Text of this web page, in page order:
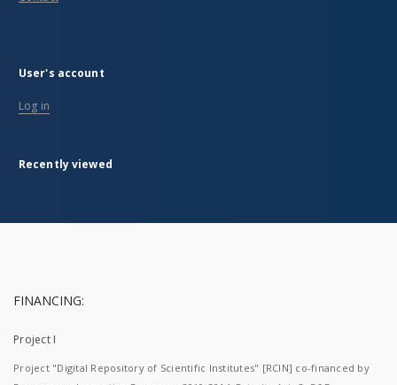
User's account
Log in
Recently viewed
FINANCING:
Project I
Project "Digital Repository of Scientific Institutes" [RCIN] co-financed by